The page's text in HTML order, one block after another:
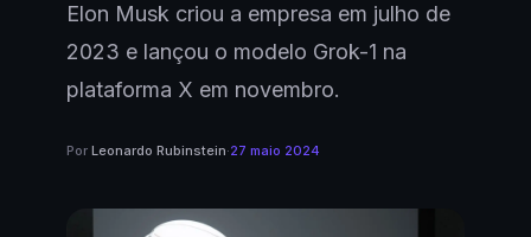
Elon Musk criou a empresa em julho de
2023 e lançou o modelo Grok-1 na
plataforma X em novembro.
Por Leonardo Rubinstein·27 maio 2024